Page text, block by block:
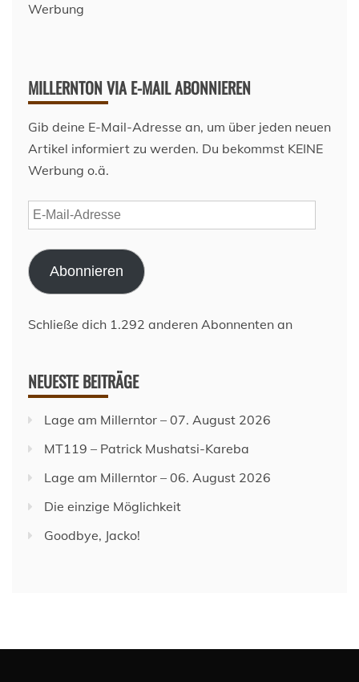
Werbung
MILLERNTON VIA E-MAIL ABONNIEREN
Gib deine E-Mail-Adresse an, um über jeden neuen
Artikel informiert zu werden. Du bekommst KEINE
Werbung o.ä.
E-
Mail-
Adresse
Abonnieren
Schließe dich 1.292 anderen Abonnenten an
NEUESTE BEITRÄGE
Lage am Millerntor – 07. August 2026
MT119 – Patrick Mushatsi-Kareba
Lage am Millerntor – 06. August 2026
Die einzige Möglichkeit
Goodbye, Jacko!